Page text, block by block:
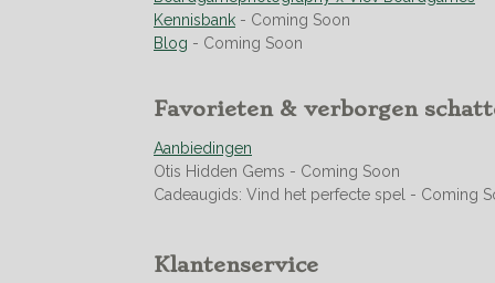
.
9
7
4
2
2
5
n n n n
Kennisbank - Coming Soon
Blog - Coming Soon
Favorieten & verborgen
Aanbiedingen
Otis Hidden Gems - Coming Soon
Cadeaugids: Vind het perfecte spel - Coming
Klantenservice